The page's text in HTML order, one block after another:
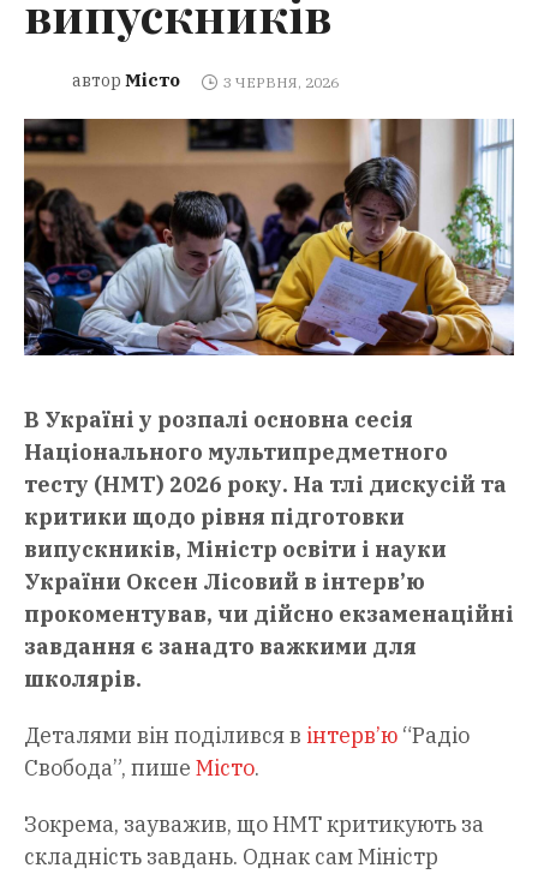
випускників
автор Місто 3 ЧЕРВНЯ, 2026
В Україні у розпалі основна сесія
Національного мультипредметного
тесту (НМТ) 2026 року. На тлі дискусій та
критики щодо рівня підготовки
випускників, Міністр освіти і науки
України Оксен Лісовий в інтерв’ю
прокоментував, чи дійсно екзаменаційні
завдання є занадто важкими для
школярів.
Деталями він поділився в інтерв’ю “Радіо
Свобода”, пише Місто.
Зокрема, зауважив, що НМТ критикують за
складність завдань. Однак сам Міністр